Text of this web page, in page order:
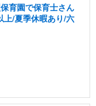
育園で保育士さん
上/夏季休暇あり/六